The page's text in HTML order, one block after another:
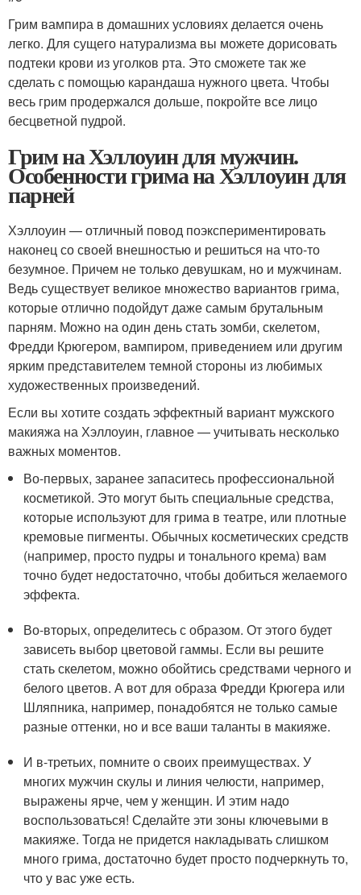
Грим вампира в домашних условиях делается очень
легко. Для сущего натурализма вы можете дорисовать
подтеки крови из уголков рта. Это сможете так же
сделать с помощью карандаша нужного цвета. Чтобы
весь грим продержался дольше, покройте все лицо
бесцветной пудрой.
Грим на Хэллоуин для мужчин.
Особенности грима на Хэллоуин для
парней
Хэллоуин — отличный повод поэкспериментировать
наконец со своей внешностью и решиться на что-то
безумное. Причем не только девушкам, но и мужчинам.
Ведь существует великое множество вариантов грима,
которые отлично подойдут даже самым брутальным
парням. Можно на один день стать зомби, скелетом,
Фредди Крюгером, вампиром, приведением или другим
ярким представителем темной стороны из любимых
художественных произведений.
Если вы хотите создать эффектный вариант мужского
макияжа на Хэллоуин, главное — учитывать несколько
важных моментов.
Во-первых, заранее запаситесь профессиональной
косметикой. Это могут быть специальные средства,
которые используют для грима в театре, или плотные
кремовые пигменты. Обычных косметических средств
(например, просто пудры и тонального крема) вам
точно будет недостаточно, чтобы добиться желаемого
эффекта.
Во-вторых, определитесь с образом. От этого будет
зависеть выбор цветовой гаммы. Если вы решите
стать скелетом, можно обойтись средствами черного и
белого цветов. А вот для образа Фредди Крюгера или
Шляпника, например, понадобятся не только самые
разные оттенки, но и все ваши таланты в макияже.
И в-третьих, помните о своих преимуществах. У
многих мужчин скулы и линия челюсти, например,
выражены ярче, чем у женщин. И этим надо
воспользоваться! Сделайте эти зоны ключевыми в
макияже. Тогда не придется накладывать слишком
много грима, достаточно будет просто подчеркнуть то,
что у вас уже есть.